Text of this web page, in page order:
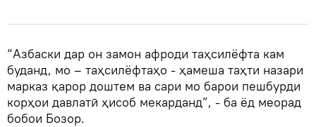
“Азбаски дар он замон афроди таҳсилёфта кам
буданд, мо – таҳсилёфтаҳо - ҳамеша таҳти назари
марказ қарор доштем ва сари мо барои пешбурди
корҳои давлатӣ ҳисоб мекарданд”, - ба ёд меорад
бобои Бозор.